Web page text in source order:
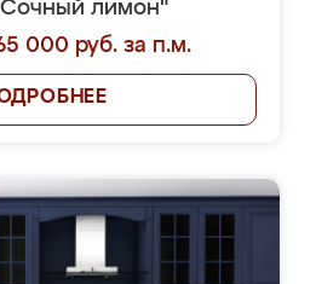
лимон"
000 руб. за п.м.